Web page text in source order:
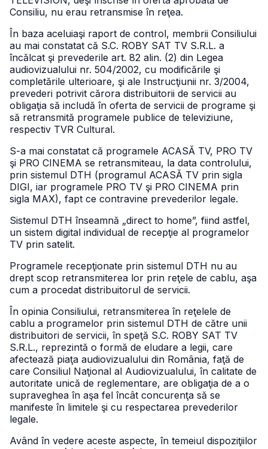
Consiliu, nu erau retransmise în reţea.
În baza aceluiaşi raport de control, membrii Consiliului
au mai constatat că S.C. ROBY SAT TV S.R.L. a
încălcat şi prevederile art. 82 alin. (2) din Legea
audiovizualului nr. 504/2002, cu modificările şi
completările ulterioare, şi ale Instrucţiunii nr. 3/2004,
prevederi potrivit cărora distribuitorii de servicii au
obligaţia să includă în oferta de servicii de programe şi
să retransmită programele publice de televiziune,
respectiv TVR Cultural.
S-a mai constatat că programele ACASĂ TV, PRO TV
şi PRO CINEMA se retransmiteau, la data controlului,
prin sistemul DTH (programul ACASĂ TV prin sigla
DIGI, iar programele PRO TV şi PRO CINEMA prin
sigla MAX), fapt ce contravine prevederilor legale.
Sistemul DTH înseamnă „direct to home”, fiind astfel,
un sistem digital individual de recepţie al programelor
TV prin satelit.
Programele recepţionate prin sistemul DTH nu au
drept scop retransmiterea lor prin reţele de cablu, aşa
cum a procedat distribuitorul de servicii.
În opinia Consiliului, retransmiterea în reţelele de
cablu a programelor prin sistemul DTH de către unii
distribuitori de servicii, în speţă S.C. ROBY SAT TV
S.R.L., reprezintă o formă de eludare a legii, care
afectează piaţa audiovizualului din România, faţă de
care Consiliul Naţional al Audiovizualului, în calitate de
autoritate unică de reglementare, are obligaţia de a o
supraveghea în aşa fel încât concurenţa să se
manifeste în limitele şi cu respectarea prevederilor
legale.
Având în vedere aceste aspecte, în temeiul dispoziţiilor